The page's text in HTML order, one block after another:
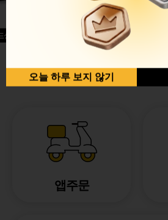
글윙
반반순살[레드+허니]
앱주문
오늘 하루 보지 않기